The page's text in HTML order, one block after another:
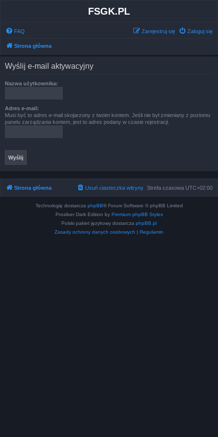
FSGK.PL
FAQ Zaloguj się
Zarejestruj się
Strona główna
Wyślij e-mail aktywacyjny
Nazwa użytkownika:
Adres e-mail:
Musi być to adres e-mail skojarzony z twoim kontem. Jeśli nie był zmieniany z poziomu
panelu zarządzania kontem, jest to adres podany w czasie rejestracji.
Strona główna Strefa czasowa UTC+02:00
Usuń ciasteczka witryny
Technologię dostarcza phpBB® Forum Software © phpBB Limited
Prosilver Dark Edition by Premium phpBB Styles
Polski pakiet językowy dostarcza phpBB.pl
Zasady ochrony danych osobowych | Regulamin